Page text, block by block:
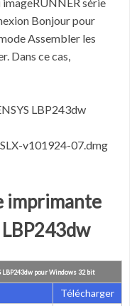
Bonjour pour
Assembler les
Dans ce cas,
LBP243dw
v101924-07.dmg
imprimante
LBP243dw
pour Windows 32 bit
Télécharger